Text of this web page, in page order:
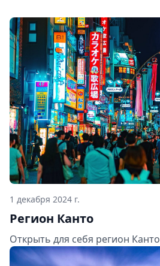
1 декабря 2024 г.
Регион Канто
Открыть для себя регион Канто